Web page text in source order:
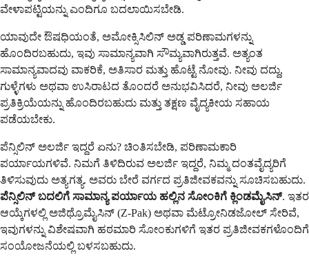
ವೇಳಾಪಟ್ಟಿಯನ್ನು ಎಂದಿಗೂ ಬದಲಾಯಿಸಬೇಡಿ.
ಯಾವುದೇ ಔಷಧಿಯಂತೆ, ಅಮೋಕ್ಸಿಸಿಲಿನ್ ಅಡ್ಡ ಪರಿಣಾಮಗಳನ್ನು
ಹೊಂದಿರಬಹುದು, ಇವು ಸಾಮಾನ್ಯವಾಗಿ ಸೌಮ್ಯವಾಗಿರುತ್ತವೆ. ಅತ್ಯಂತ
ಸಾಮಾನ್ಯವಾದವು ವಾಕರಿಕೆ, ಅತಿಸಾರ ಮತ್ತು ಹೊಟ್ಟೆ ನೋವು. ನೀವು ದದ್ದು,
ಗುಳ್ಳೆಗಳು ಅಥವಾ ಉಸಿರಾಟದ ತೊಂದರೆ ಅನುಭವಿಸಿದರೆ, ನೀವು ಅಲರ್ಜಿ
ಪ್ರತಿಕ್ರಿಯೆಯನ್ನು ಹೊಂದಿರಬಹುದು ಮತ್ತು ತಕ್ಷಣ ವೈದ್ಯಕೀಯ ಸಹಾಯ
ಪಡೆಯಬೇಕು.
ಪೆನ್ಸಿಲಿನ್ ಅಲರ್ಜಿ ಇದ್ದರೆ ಏನು? ಚಿಂತಿಸಬೇಡಿ, ಪರಿಣಾಮಕಾರಿ
ಪರ್ಯಾಯಗಳಿವೆ. ನಿಮಗೆ ತಿಳಿದಿರುವ ಅಲರ್ಜಿ ಇದ್ದರೆ, ನಿಮ್ಮ ದಂತವೈದ್ಯರಿಗೆ
ತಿಳಿಸುವುದು ಅತ್ಯಗತ್ಯ. ಅವರು ಬೇರೆ ವರ್ಗದ ಪ್ರತಿಜೀವಕವನ್ನು ಸೂಚಿಸಬಹುದು.
ಪೆನ್ಸಿಲಿನ್ ಬದಲಿಗೆ ಸಾಮಾನ್ಯ ಪರ್ಯಾಯ ಹಲ್ಲಿನ ಸೋಂಕಿಗೆ ಕ್ಲಿಂಡಮೈಸಿನ್. ಇತರ
ಆಯ್ಕೆಗಳಲ್ಲಿ ಅಜಿಥ್ರೊಮೈಸಿನ್ (Z-Pak) ಅಥವಾ ಮೆಟ್ರೋನಿಡಜೋಲ್ ಸೇರಿವೆ,
ಇವುಗಳನ್ನು ವಿಶೇಷವಾಗಿ ಹಠಮಾರಿ ಸೋಂಕುಗಳಿಗೆ ಇತರ ಪ್ರತಿಜೀವಕಗಳೊಂದಿಗೆ
ಸಂಯೋಜನೆಯಲ್ಲಿ ಬಳಸಬಹುದು.